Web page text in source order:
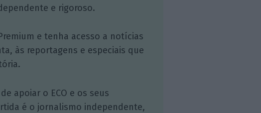
e rigoroso.
e tenha acesso a notícias
às reportagens e especiais que
apoiar o ECO e os seus
é o jornalismo independente,